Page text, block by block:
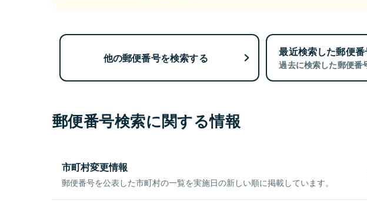
他の郵便番号を検索する 最近検索した郵便番
過去に検索した郵便番
郵便番号検索に関する情報
市町村変更情報
郵便番号を公表した市町村の一覧を実施日の新しい順に掲載しています。